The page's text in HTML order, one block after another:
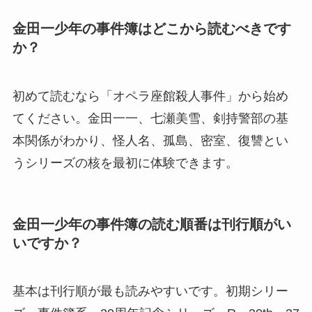
金田一少年の事件簿はどこから読むべきです
か？
初めて読むなら「オペラ座館殺人事件」から始め
てください。金田一一、七瀬美雪、剣持警部の基
本関係がわかり、怪人名、孤島、密室、復讐とい
うシリーズの核を最初に体験できます。
金田一少年の事件簿の読む順番は刊行順がい
いですか？
基本は刊行順が最も読みやすいです。初期シリー